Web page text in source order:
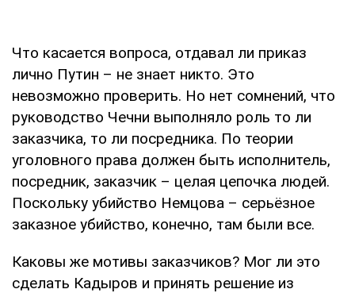
Что касается вопроса, отдавал ли приказ
лично Путин – не знает никто. Это
невозможно проверить. Но нет сомнений, что
руководство Чечни выполняло роль то ли
заказчика, то ли посредника. По теории
уголовного права должен быть исполнитель,
посредник, заказчик – целая цепочка людей.
Поскольку убийство Немцова – серьёзное
заказное убийство, конечно, там были все.
Каковы же мотивы заказчиков? Мог ли это
сделать Кадыров и принять решение из